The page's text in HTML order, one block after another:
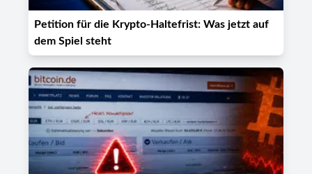
Petition für die Krypto-Haltefrist: Was jetzt auf
dem Spiel steht